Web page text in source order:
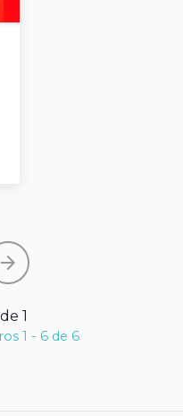
arrow_forward
1
1 - 6 de 6